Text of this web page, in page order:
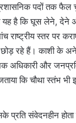
पदों तक
यह है कि घूस लेने, देने
राष्ट्रीय स्तर पर
रहे हैं। काशी के
और
कि चौथा स्तंभ
प्रति संवेदनहीन